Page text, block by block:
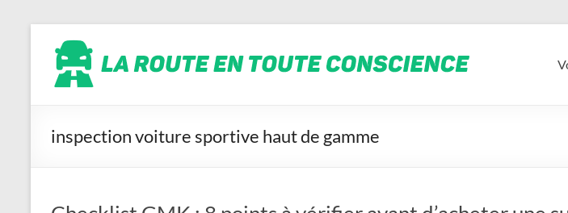
contenu
La
route
en
conscience
inspection voiture sportive haut de gamme